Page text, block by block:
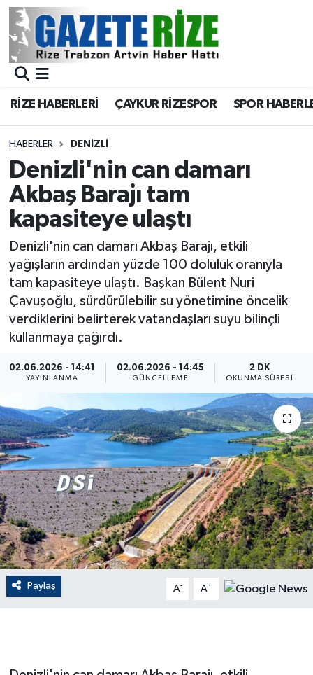
RİZE HABERLERİ ÇAYKUR RİZESPOR SPOR
HABERLER DENIZLI
Denizli'nin can damarı
Akbaş Barajı tam
kapasiteye ulaştı
Denizli'nin can damarı Akbaş Barajı, etkili
yağışların ardından yüzde 100 doluluk oranıyla
tam kapasiteye ulaştı. Başkan Bülent Nuri
Çavuşoğlu, sürdürülebilir su yönetimine öncelik
verdiklerini belirterek vatandaşları suyu bilinçli
kullanmaya çağırdı.
02.06.2026 - 14:41
YAYINLANMA
02.06.2026 - 14:45
GÜNCELLEME
2 DK
OKUNMA SÜRESI
Paylaş A- A+
BÖLGEMİZ
Asayiş
Rize Jandarma Komutanlığı
Bilim Teknoloji
Bölge
Advertising news
Canlı Maç
ÇEVRE
Dış Haberler
Dünya
EĞİTİM
EKONOMİ
English News
Finans
Flaş Haber
Merkez Nöbetçi Eczaneler
Merkez Trafik Yoğunluk Haritası
Süper Lig Puan Durumu ve Fikstür
Tüm Manşetler
Son Dakika Haberleri
Haber Arşivi